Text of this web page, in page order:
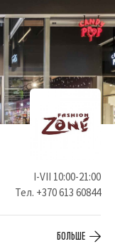
I-VII 10:00-21:00
Тел. +370 613 60844
БОЛЬШЕ